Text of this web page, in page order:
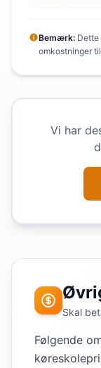
Bemærk: Dette
omkostninger
Vi har
Skal
Følgende